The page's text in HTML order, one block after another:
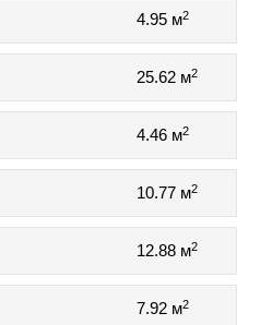
4.95 м2
25.62 м2
4.46 м2
10.77 м2
12.88 м2
7.92 м2